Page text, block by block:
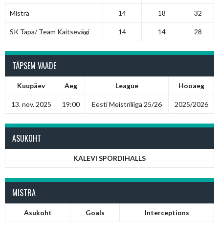
Mistra 14 18 32
SK Tapa/ Team Kaitsevägi 14 14 28
TÄPSEM VAADE
Kuupäev Aeg League Hooaeg
13. nov. 2025 19:00 Eesti Meistriliiga 25/26 2025/2026
ASUKOHT
KALEVI SPORDIHALLS
MISTRA
Asukoht Goals Interceptions